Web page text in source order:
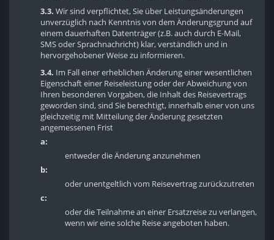
3.3. Wir sind verpflichtet, Sie über Leistungsänderungen
unverzüglich nach Kenntnis von dem Änderungsgrund auf
einem dauerhaften Datenträger (z.B. auch durch E-Mail,
SMS oder Sprachnachricht) klar, verständlich und in
hervorgehobener Weise zu informieren.
3.4. Im Fall einer erheblichen Änderung einer wesentlichen
Eigenschaft einer Reiseleistung oder der Abweichung von
Ihren besonderen Vorgaben, die Inhalt des Reisevertrags
geworden sind, sind Sie berechtigt, innerhalb einer von uns
gleichzeitig mit Mitteilung der Änderung gesetzten
angemessenen Frist
a:
entweder die Änderung anzunehmen
b:
oder unentgeltlich vom Reisevertrag zurückzutreten
c:
oder die Teilnahme an einer Ersatzreise zu verlangen,
wenn wir eine solche Reise angeboten haben.